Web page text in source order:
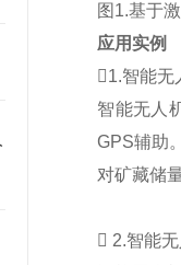
图 1.基于
应用实例
1.智能无
智能无人
GPS辅助
对矿藏储
 2.智能